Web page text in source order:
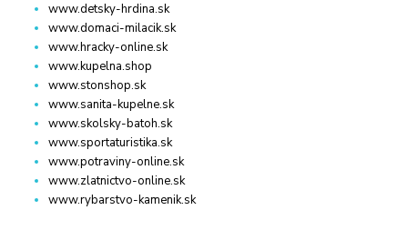
www.detsky-hrdina.sk
www.domaci-milacik.sk
www.hracky-online.sk
www.kupelna.shop
www.stonshop.sk
www.sanita-kupelne.sk
www.skolsky-batoh.sk
www.sportaturistika.sk
www.potraviny-online.sk
www.zlatnictvo-online.sk
www.rybarstvo-kamenik.sk